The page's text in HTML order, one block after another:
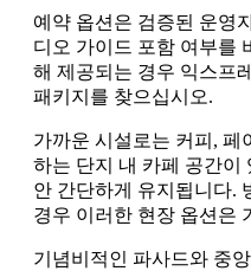
예약 옵션은 검증된 운영
디오 가이드 포함 여부를
해 제공되는 경우 익스프
패키지를 찾으십시오.
가까운 시설로는 커피, 페
하는 단지 내 카페 공간이
안 간단하게 유지됩니다.
경우 이러한 현장 옵션은
기념비적인 파사드와 중